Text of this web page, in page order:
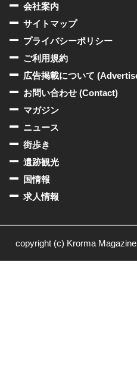
会社案内
サイトマップ
プライバシーポリシー
ご利用規約
広告掲載について
お問い合わせ (Contact)
マガジン
ニュース
街歩き
遺跡観光
国情報
求人情報
copyright (c) Krorma